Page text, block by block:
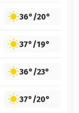
36°/20°
37°/19°
36°/23°
37°/20°